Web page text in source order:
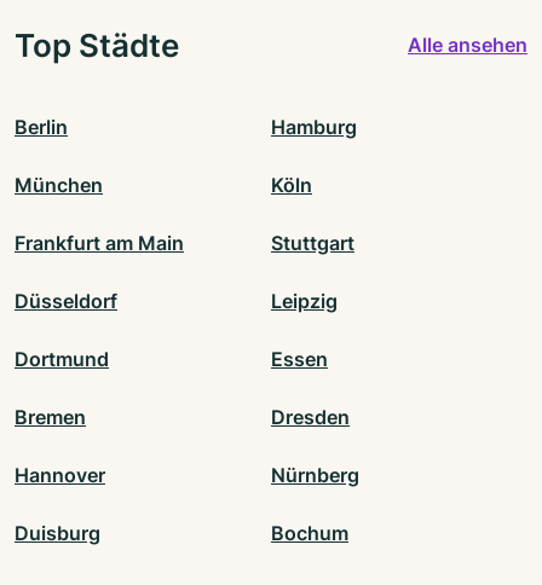
Top Städte Alle ansehen
Berlin Hamburg
München Köln
Frankfurt am Main Stuttgart
Düsseldorf Leipzig
Dortmund Essen
Bremen Dresden
Hannover Nürnberg
Duisburg Bochum